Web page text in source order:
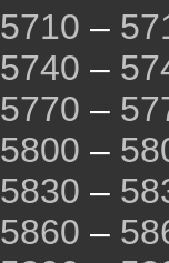
5710 –
5740 –
5770 –
5800 –
5830 –
5860 –